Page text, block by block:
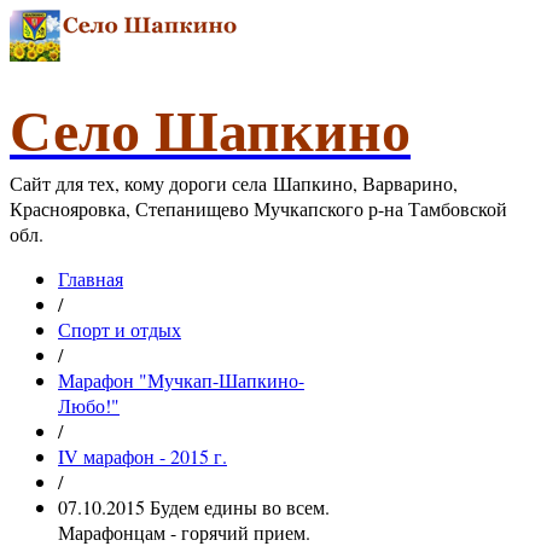
Село Шапкино
Сайт для тех, кому дороги села Шапкино, Варварино,
Краснояровка, Степанищево Мучкапского р-на Тамбовской
обл.
Главная
/
Спорт и отдых
/
Марафон "Мучкап-Шапкино-
Любо!"
/
IV марафон - 2015 г.
/
07.10.2015 Будем едины во всем.
Марафонцам - горячий прием.